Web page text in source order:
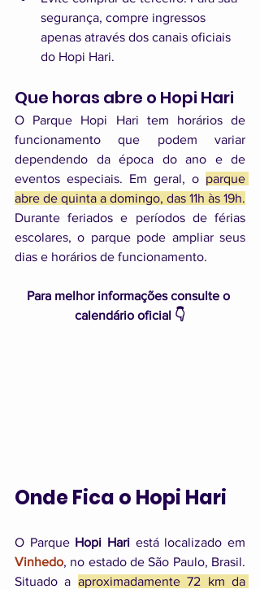
segurança, compre ingressos
apenas através dos canais oficiais
do Hopi Hari.
Que horas abre o Hopi Hari
O Parque Hopi Hari tem horários de
funcionamento que podem variar
dependendo da época do ano e de
eventos especiais. Em geral, o parque
abre de quinta a domingo, das 11h às 19h.
Durante feriados e períodos de férias
escolares, o parque pode ampliar seus
dias e horários de funcionamento.
Para melhor informações consulte o
calendário oficial 👇
Onde Fica o Hopi Hari
O Parque Hopi Hari
Vinhedo, no estado de São Paulo, Brasil.
Situado a aproximadamente 72 km da